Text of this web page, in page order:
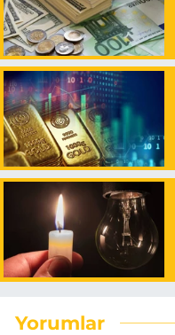
Yorumlar